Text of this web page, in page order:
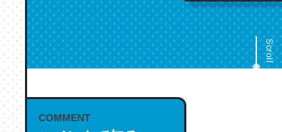
Scroll
COMMENT